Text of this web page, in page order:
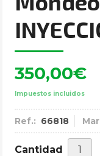
350,00€
Impuestos incluidos
Ref.: 66818
Cantidad